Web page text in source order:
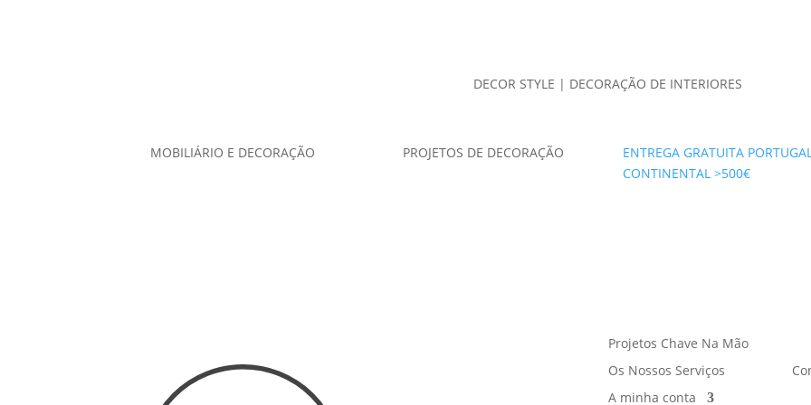
DECOR STYLE | DECORAÇÃO DE INTERIORES
MOBILIÁRIO E DECORAÇÃO PROJETOS DE DECORAÇÃO
ENTREGA GRATUITA
CONTINENTAL >500€
Projetos Chave Na Mão
Os Nossos Serviços
A minha conta